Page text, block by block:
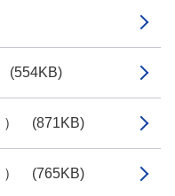
） (871KB)
） (765KB)